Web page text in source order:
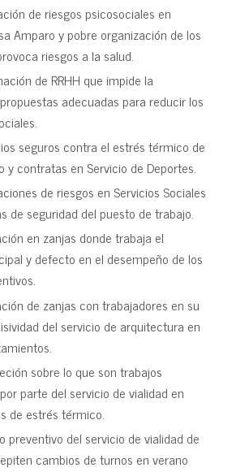
de riesgos psicosociales en
Amparo y pobre organización de los
riesgos a la salud.
de RRHH que impide la
adecuadas para reducir los
seguros contra el estrés térmico de
y contratas en Servicio de Deportes.
de riesgos en Servicios Sociales
de seguridad del puesto de trabajo.
en zanjas donde trabaja el
y defecto en el desempeño de los
de zanjas con trabajadores en su
del servicio de arquitectura en
sobre lo que son trabajos
parte del servicio de vialidad en
de estrés térmico.
preventivo del servicio de vialidad de
cambios de turnos en verano